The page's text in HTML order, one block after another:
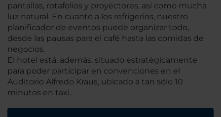
pantallas, rotafolios y proyectores, así como mucha
luz natural. En cuanto a los refrigerios, nuestro
planificador de eventos puede organizar todo,
desde las pausas para el café hasta las comidas de
negocios.
El hotel está, además, situado estratégicamente
para poder participar en convenciones en el
Auditorio Alfredo Kraus, ubicado a tan sólo 10
minutos en taxi.